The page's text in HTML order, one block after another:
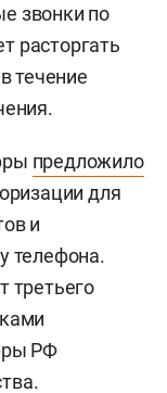
звонки по
расторгать
течение
предложило
для
и
телефона.
третьего
РФ